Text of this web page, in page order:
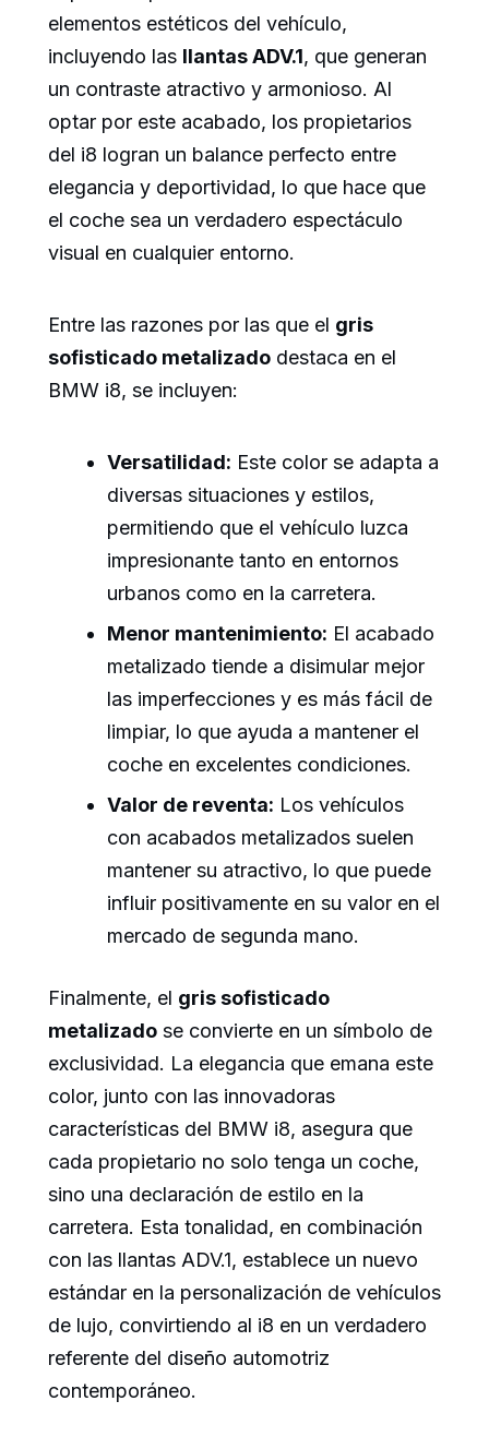
elementos estéticos del vehículo,
incluyendo las llantas ADV.1, que generan
un contraste atractivo y armonioso. Al
optar por este acabado, los propietarios
del i8 logran un balance perfecto entre
elegancia y deportividad, lo que hace que
el coche sea un verdadero espectáculo
visual en cualquier entorno.
Entre las razones por las que el gris
sofisticado metalizado destaca en el
BMW i8, se incluyen:
Versatilidad: Este color se adapta a
diversas situaciones y estilos,
permitiendo que el vehículo luzca
impresionante tanto en entornos
urbanos como en la carretera.
Menor mantenimiento: El acabado
metalizado tiende a disimular mejor
las imperfecciones y es más fácil de
limpiar, lo que ayuda a mantener el
coche en excelentes condiciones.
Valor de reventa: Los vehículos
con acabados metalizados suelen
mantener su atractivo, lo que puede
influir positivamente en su valor en el
mercado de segunda mano.
Finalmente, el gris sofisticado
metalizado se convierte en un símbolo de
exclusividad. La elegancia que emana este
color, junto con las innovadoras
características del BMW i8, asegura que
cada propietario no solo tenga un coche,
sino una declaración de estilo en la
carretera. Esta tonalidad, en combinación
con las llantas ADV.1, establece un nuevo
estándar en la personalización de vehículos
de lujo, convirtiendo al i8 en un verdadero
referente del diseño automotriz
contemporáneo.